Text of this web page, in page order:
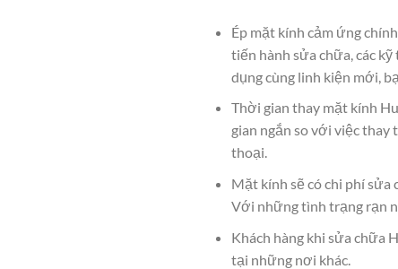
Ép mặt kính cảm ứng
tiến hành sửa chữa, các
dụng cùng linh kiện mới,
Thời gian thay mặt kính
gian ngắn so với việc thay
thoại.
Mặt kính sẽ có chi phí
Với những tình trạng rạn
Khách hàng khi sửa chữa
tại những nơi khác.